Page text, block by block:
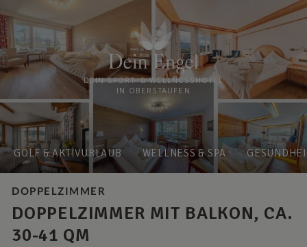
DEIN SPORT- & WELLNESSHOTEL
IN OBERSTAUFEN
GOLF & AKTIVURLAUB WELLNESS & SPA
DOPPELZIMMER
DOPPELZIMMER MIT BALKON, CA.
30-41 QM